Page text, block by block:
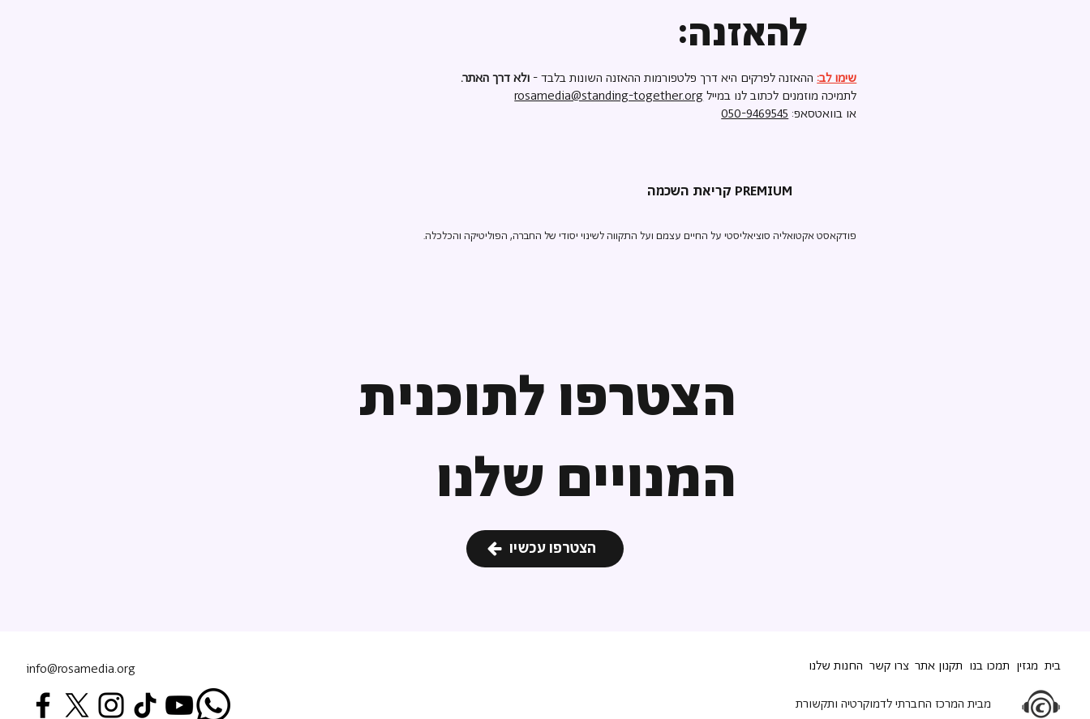
הצטרפו לתוכנית
המנויים שלנו
הצטרפו עכשיו
להאזנה:
שימו לב: ההאזנה לפרקים היא דרך פלטפורמות ההאזנה השונות בלבד - ולא דרך האתר.
לתמיכה מוזמנים לכתוב לנו במיילrosamedia@standing-together.org
או בוואטסאפ: 050-9469545
קריאת השכמה PREMIUM
פודקאסט אקטואליה סוציאליסטי על החיים עצמם ועל התקווה לשינוי יסודי של החברה, הפוליטיקה והכלכלה.
info@rosamedia.org בית מגזין תמכו בנו תקנון אתר צרו קשר החנות שלנו
מבית המרכז החברתי לדמוקרטיה ותקשורת